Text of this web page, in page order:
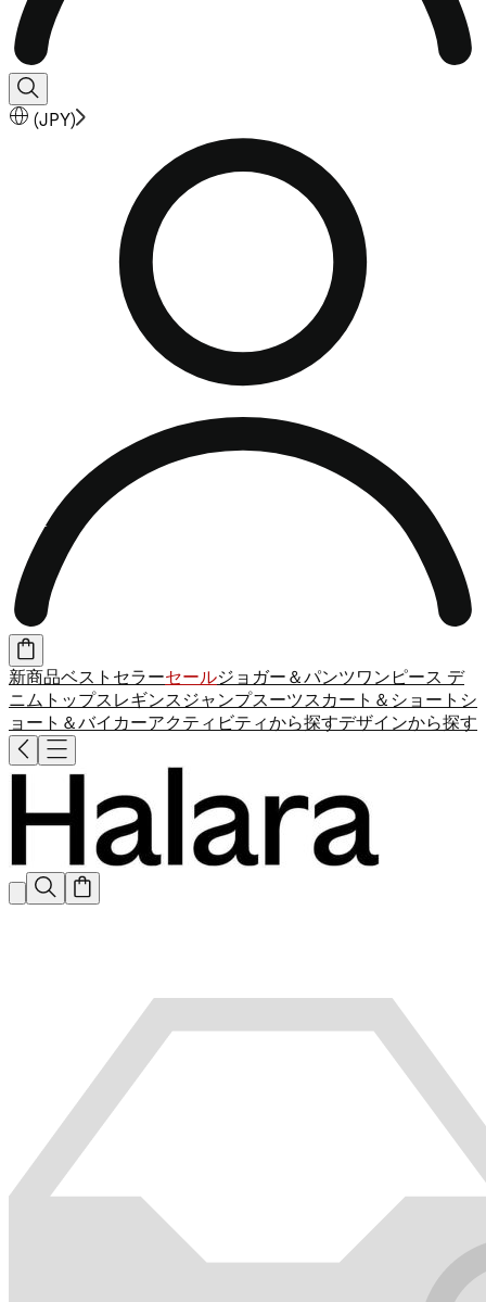
(JPY)
新商品ベストセラーセールジョガー＆パンツワンピース デ
ニム トップス レギンス ジャンプスーツスカート＆ショート シ
ョート＆バイカーアクティビティから探すデザインから探す